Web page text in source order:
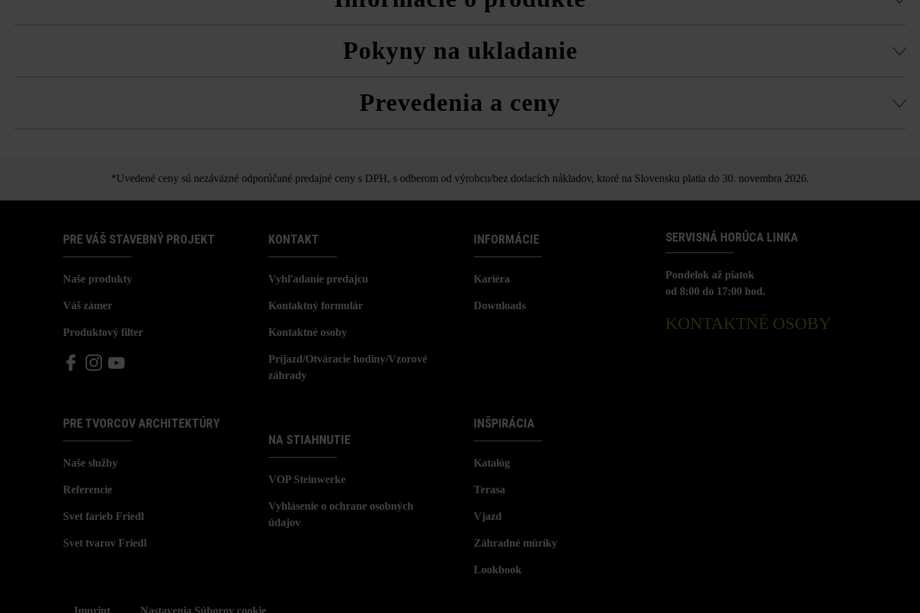
Dodržujte prosím pokyny na inštaláciu a technické listy produktov v rámci sekcie Stavebné tipy/služby.
Pokyny na ukladanie
Prevedenia a ceny
*Uvedené ceny sú nezáväzné odporúčané predajné ceny s DPH, s odberom od výrobcu/bez dodacích nákladov, ktoré na Slovensku platia do 30. novembra 2026.
PRE VÁŠ STAVEBNÝ PROJEKT
Naše produkty
Váš zámer
Produktový filter
PRE TVORCOV ARCHITEKTÚRY
Naše služby
Referencie
Svet farieb Friedl
Svet tvarov Friedl
KONTAKT
Vyhľadanie predajcu
Kontaktný formulár
Kontaktné osoby
Príjazd/Otváracie hodiny/Vzorové
záhrady
NA STIAHNUTIE
VOP Steinwerke
Vyhlásenie o ochrane osobných
údajov
INFORMÁCIE
Kariéra
Downloads
INŠPIRÁCIA
Katalóg
Terasa
Vjazd
Záhradné múriky
Lookbook
SERVISNÁ HORÚCA LINKA
Pondelok až piatok
od 8:00 do 17:00 hod.
KONTAKTNÉ OSOBY
Imprint Nastavenia Súborov cookie